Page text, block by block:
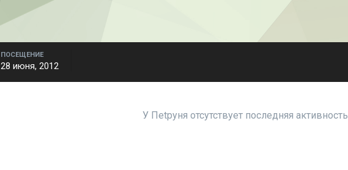
ПОСЕЩЕНИЕ
28 июня, 2012
У Пеtруня отсутствует последняя активность